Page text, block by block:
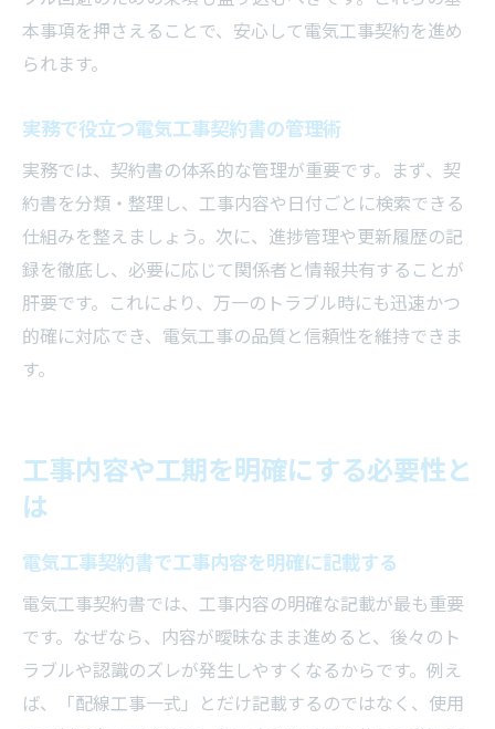
本事項を押さえることで、安心して電気工事契約を進め
られます。
実務で役立つ電気工事契約書の管理術
実務では、契約書の体系的な管理が重要です。まず、契
約書を分類・整理し、工事内容や日付ごとに検索できる
仕組みを整えましょう。次に、進捗管理や更新履歴の記
録を徹底し、必要に応じて関係者と情報共有することが
肝要です。これにより、万一のトラブル時にも迅速かつ
的確に対応でき、電気工事の品質と信頼性を維持できま
す。
工事内容や工期を明確にする必要性と
は
電気工事契約書で工事内容を明確に記載する
電気工事契約書では、工事内容の明確な記載が最も重要
です。なぜなら、内容が曖昧なまま進めると、後々のト
ラブルや認識のズレが発生しやすくなるからです。例え
ば、「配線工事一式」とだけ記載するのではなく、使用